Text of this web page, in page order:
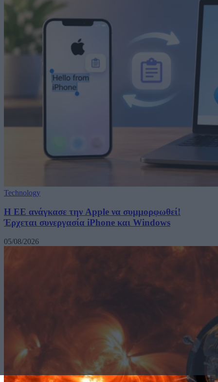
Technology
H ΕΕ ανάγκασε την Apple να συμμορφωθεί!
Έρχεται συνεργασία iPhone και Windows
05/08/2026